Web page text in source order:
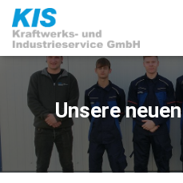
Unsere